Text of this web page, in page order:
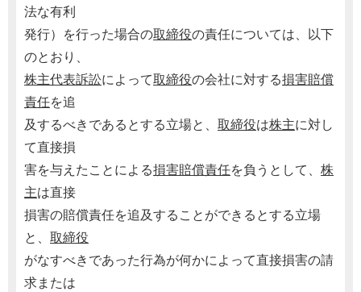
法な有利
発行）を行った場合の取締役の責任については、以下
のとおり、
株主代表訴訟によって取締役の会社に対する損害賠償
責任を追
及するべきであるとする立場と、 取締役は株主に対し
て直接損
害を与えたことによる損害賠償責任を負うとして、 株
主は直接
損害の賠償責任を追及することができるとする立場
と、 取締役
がなすべきであった行為が何かによって直接損害の請
求または